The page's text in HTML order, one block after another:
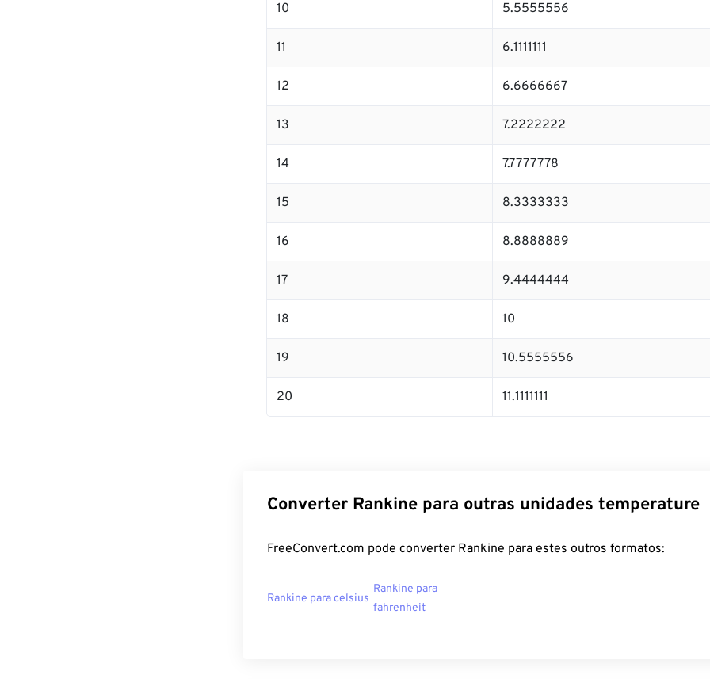
10 5.5555556
11 6.1111111
12 6.6666667
13 7.2222222
14 7.7777778
15 8.3333333
16 8.8888889
17 9.4444444
18 10
19 10.5555556
20 11.1111111
Converter Rankine para outras unidades temperature
FreeConvert.com pode converter Rankine para estes outros formatos:
Rankine para celsius
Rankine para
fahrenheit